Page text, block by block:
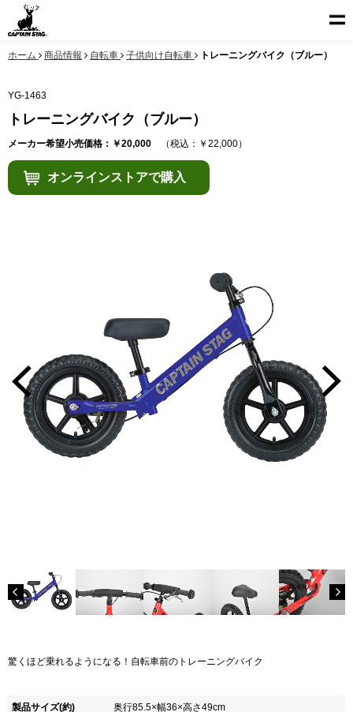
ホーム 商品情報 自転車 子供向け自転車 トレーニングバイク（ブルー）
YG-1463
トレーニングバイク（ブルー）
メーカー希望小売価格：￥20,000 （税込：￥22,000）
オンラインストアで購入
驚くほど乗れるようになる！自転車前のトレーニングバイク
製品サイズ(約) 奥行85.5×幅36×高さ49cm